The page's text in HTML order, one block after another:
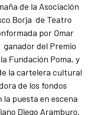
de la Asociación
Borja de Teatro
por Omar
ganador del Premio
Fundación Poma, y
la cartelera cultural
de los fondos
la puesta en escena
Diego Aramburo.